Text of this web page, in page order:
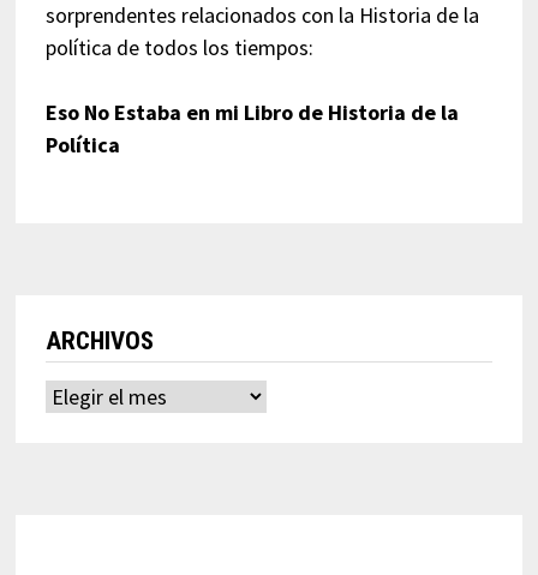
sorprendentes relacionados con la Historia de la
política de todos los tiempos:
Eso No Estaba en mi Libro de Historia de la
Política
ARCHIVOS
Archivos